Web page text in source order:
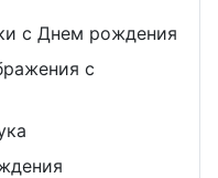
с Днем рождения
с